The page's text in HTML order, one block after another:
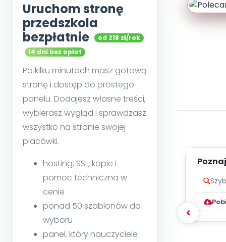
Uruchom stronę
przedszkola
bezpłatnie
od 218 zł/rok
14 dni bez opłat
Po kilku minutach masz gotową
stronę i dostęp do prostego
panelu. Dodajesz własne treści,
wybierasz wygląd i sprawdzasz
wszystko na stronie swojej
placówki.
hosting, SSL, kopie i
pomoc techniczna w
cenie
ponad 50 szablonów do
wyboru
panel, który nauczyciele